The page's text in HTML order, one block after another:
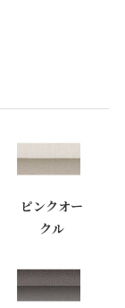
ピンクオー
クル